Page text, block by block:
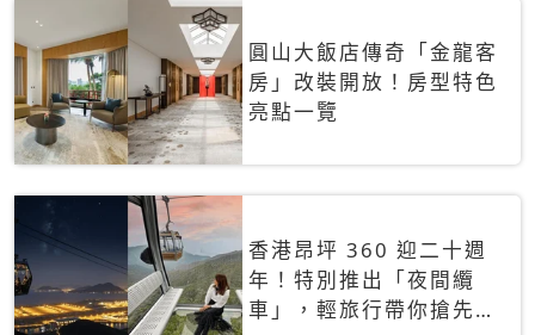
圓山大飯店傳奇「金龍客
房」改裝開放！房型特色
亮點一覽
香港昂坪 360 迎二十週
年！特別推出「夜間纜
車」，輕旅行帶你搶先揭